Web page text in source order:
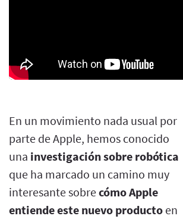
En un movimiento nada usual por
parte de Apple, hemos conocido
una investigación sobre robótica
que ha marcado un camino muy
interesante sobrecómo Apple
entiende este nuevo producto en